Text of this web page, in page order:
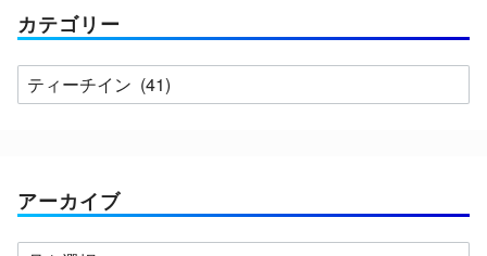
カテゴリー
カ
テ
ー
アーカイブ